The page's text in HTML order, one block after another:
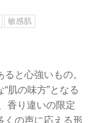
敏感肌
と心強いもの。
肌の味方”となる
香り違いの限定
くの声に応える形